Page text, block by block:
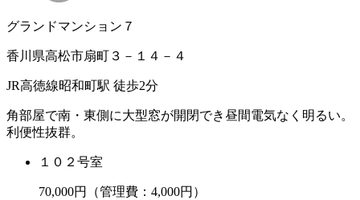
グランドマンション７
香川県高松市扇町３－１４－４
JR高徳線昭和町駅 徒歩2分
角部屋で南・東側に大型窓が開閉でき昼間電気なく明るい。
利便性抜群。
１０２号室
70,000円（管理費：4,000円）